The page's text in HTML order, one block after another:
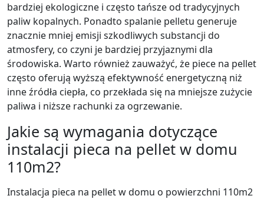
bardziej ekologiczne i często tańsze od tradycyjnych
paliw kopalnych. Ponadto spalanie pelletu generuje
znacznie mniej emisji szkodliwych substancji do
atmosfery, co czyni je bardziej przyjaznymi dla
środowiska. Warto również zauważyć, że piece na pellet
często oferują wyższą efektywność energetyczną niż
inne źródła ciepła, co przekłada się na mniejsze zużycie
paliwa i niższe rachunki za ogrzewanie.
Jakie są wymagania dotyczące
instalacji pieca na pellet w domu
110m2?
Instalacja pieca na pellet w domu o powierzchni 110m2